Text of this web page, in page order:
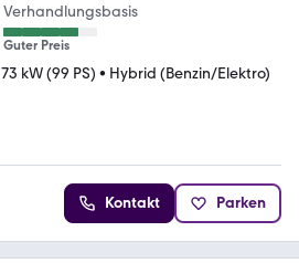
Verhandlungsbasis
Guter Preis
73 kW (99 PS) • Hybrid (Benzin/Elektro)
Kontakt Parken